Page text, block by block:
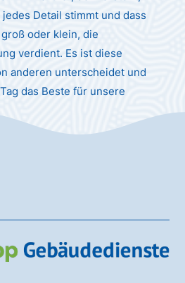
Detail stimmt und dass
oder klein, die
verdient. Es ist diese
anderen unterscheidet und
das Beste für unsere